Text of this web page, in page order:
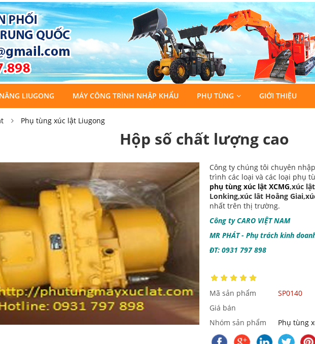
LIUGONG MÁY CÔNG TRÌNH NHẬP KHẨU PHỤ TÙNG GIỚI THIỆU
Phụ tùng xúc lật Liugong
Hộp số chất lượng cao
Công ty chúng tôi chuyên
trình các loại và các loại phụ
phụ tùng xúc lật XCMG,xúc
Lonking,xúc lât Hoằng
nhất trên thị trường.
Công ty CARO VIỆT NAM
MR PHÁT - Phụ trách kinh
ĐT: 0931 797 898
Mã sản phẩm
SP0140
Giá bán
Nhóm sản phẩm
Phụ tùng